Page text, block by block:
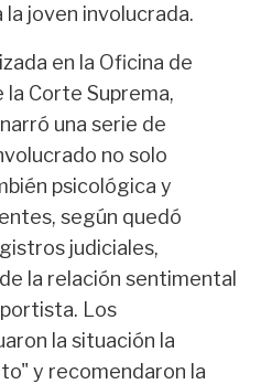
joven involucrada.
en la Oficina de
Corte Suprema,
una serie de
no solo
psicológica y
según quedó
judiciales,
la relación sentimental
Los
la situación la
y recomendaron la